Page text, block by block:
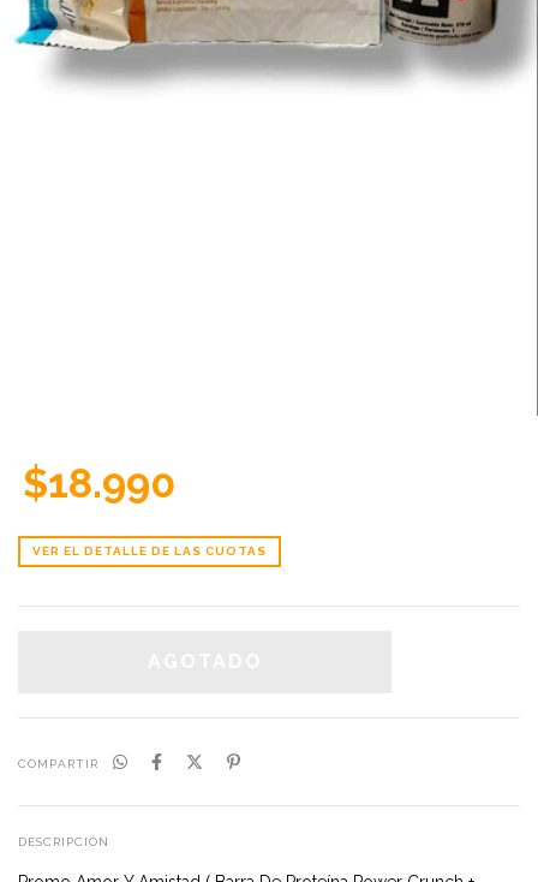
$18.990
VER EL DETALLE DE LAS CUOTAS
COMPARTIR
DESCRIPCIÓN